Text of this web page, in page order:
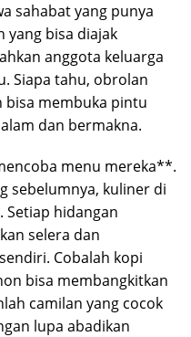
sahabat yang punya
yang bisa diajak
anggota keluarga
Siapa tahu, obrolan
membuka pintu
dan bermakna.
menu mereka**.
sebelumnya, kuliner di
Setiap hidangan
selera dan
Cobalah kopi
bisa membangkitkan
camilan yang cocok
lupa abadikan